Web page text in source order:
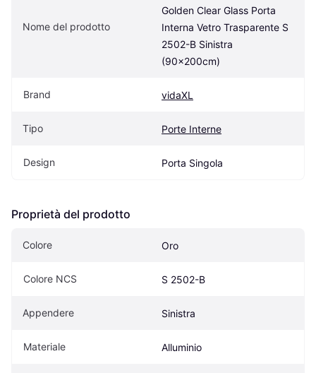
Nome del prodotto
Golden Clear Glass Porta
Interna Vetro Trasparente S
2502-B Sinistra
(90x200cm)
Brand vidaXL
Tipo Porte Interne
Design Porta Singola
Proprietà del prodotto
Colore Oro
Colore NCS S 2502-B
Appendere Sinistra
Materiale Alluminio